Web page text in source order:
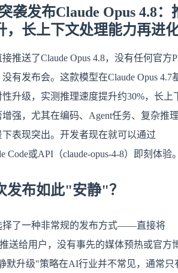
袭发布Claude Opus 4.8：
，长上下文处理能力再进
推送了Claude Opus 4.8，没有任何官方
有发布会。这款模型在Claude Opus 4.7
升级，实测推理速度提升约30%，长上
强，尤其在编码、Agent任务、复杂推
表现突出。开发者现在就可以通过
Code或API（claude-opus-4-8）即刻体验
发布如此"安静"？
择了一种非常规的发布方式——直接将
推送给用户，没有事先的媒体预热或官方
默升级"策略在AI行业并不常见，通常只